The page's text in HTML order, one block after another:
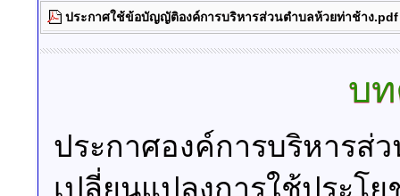
ประกาศใช้ข้อบัญญัติองค์การบริหารส่วนตำบลห้วยท่าช้าง.pdf
บ
ประกาศองค์การบริหารส่
เปลี่ยนแปลงการใช้ประโ